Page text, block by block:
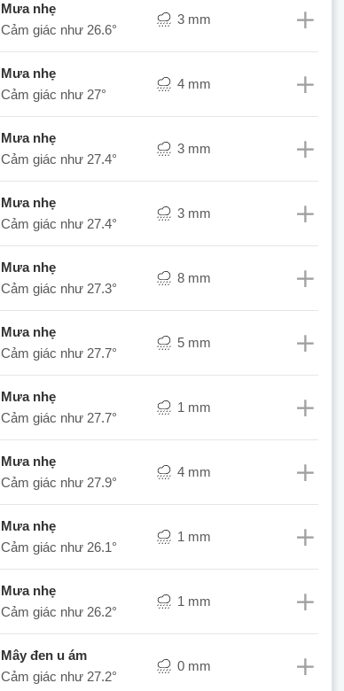
mưa nhẹ
Cảm giác như 26.6°
3 mm
mưa nhẹ
Cảm giác như 27°
4 mm
mưa nhẹ
Cảm giác như 27.4°
3 mm
mưa nhẹ
Cảm giác như 27.4°
3 mm
mưa nhẹ
Cảm giác như 27.3°
8 mm
mưa nhẹ
Cảm giác như 27.7°
5 mm
mưa nhẹ
Cảm giác như 27.7°
1 mm
mưa nhẹ
Cảm giác như 27.9°
4 mm
mưa nhẹ
Cảm giác như 26.1°
1 mm
mưa nhẹ
Cảm giác như 26.2°
1 mm
mây đen u ám
Cảm giác như 27.2°
0 mm